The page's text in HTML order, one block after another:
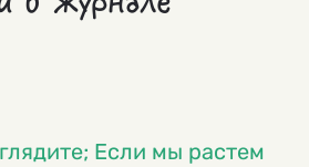
Если мы растем